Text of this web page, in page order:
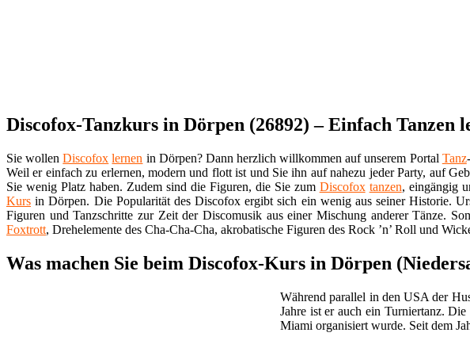
Discofox-Tanzkurs in Dörpen (26892) – Einfach Tanzen
Sie wollenDiscofox lernen in Dörpen? Dann herzlich willkommen auf unserem Portal Tanz-
Weil er einfach zu erlernen, modern und flott ist und Sie ihn auf nahezu jeder Party, auf
Sie wenig Platz haben. Zudem sind die Figuren, die Sie zum Discofox tanzen, eingängig
Kurs in Dörpen. Die Popularität des Discofox ergibt sich ein wenig aus seiner Historie.
Figuren und Tanzschritte zur Zeit der Discomusik aus einer Mischung anderer Tänze.
Foxtrott, Drehelemente des Cha-Cha-Cha, akrobatische Figuren des Rock ’n’ Roll und
Was machen Sie beim Discofox-Kurs in Dörpen
Während parallel in den USA der
Jahre ist er auch ein Turniertanz.
Miami organisiert wurde. Seit dem